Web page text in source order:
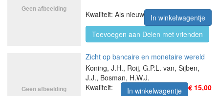
Kwaliteit: Als nieuw
In winkelwagentje
Toevoegen aan Delen met vrienden
Zicht op bancaire en monetaire wereld
Koning, J.H., Roij, G.P.L. van, Sijben,
J.J., Bosman, H.W.J.
€ 15,00
Kwaliteit:
In winkelwagentje